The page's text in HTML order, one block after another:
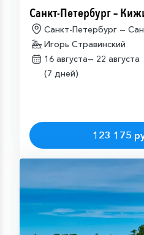
Санкт-Петербург –
Санкт-Петербург —
Игорь Стравинский
16 августа— 22 августа
(7 дней)
123 175